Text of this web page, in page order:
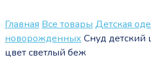
Главная Все товары Детская
новорожденных Снуд детский
цвет светлый беж